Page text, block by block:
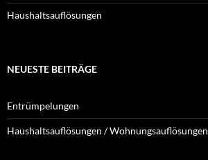
Haushaltsauflösungen
NEUESTE BEITRÄGE
Entrümpelungen
Haushaltsauflösungen / Wohnungsauflösungen